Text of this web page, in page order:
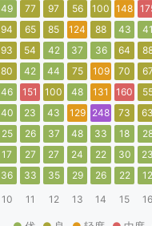
49 77 97 56 100 148
94 65 85 124 88 43 41
93 54 42 37 36 64
80 42 44 75 109 70 67
46 151 100 48 131 160
40 23 43 129 248 73 63
25 26 37 48 33 18
17 27 27 24 22 30 23
36 33 35 29 26 22 12
10 11 12 13 14 15 16